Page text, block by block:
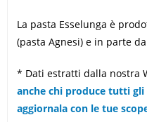
La pasta Esselunga è
(pasta Agnesi) e in parte
* Dati estratti dalla nostra
anche chi produce tutti
aggiornala con le tue